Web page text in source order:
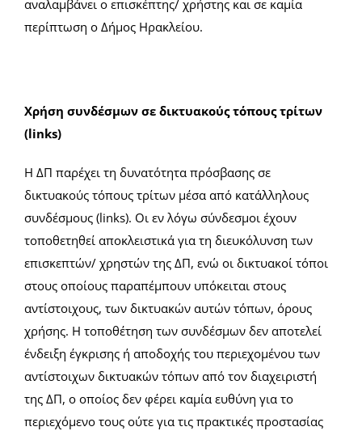
αναλαμβάνει ο επισκέπτης/ χρήστης και σε καμία
περίπτωση ο Δήμος Ηρακλείου.
Χρήση συνδέσμων σε δικτυακούς τόπους τρίτων
(links)
Η ΔΠ παρέχει τη δυνατότητα πρόσβασης σε
δικτυακούς τόπους τρίτων μέσα από κατάλληλους
συνδέσμους (links). Οι εν λόγω σύνδεσμοι έχουν
τοποθετηθεί αποκλειστικά για τη διευκόλυνση των
επισκεπτών/ χρηστών της ΔΠ, ενώ οι δικτυακοί τόποι
στους οποίους παραπέμπουν υπόκειται στους
αντίστοιχους, των δικτυακών αυτών τόπων, όρους
χρήσης. Η τοποθέτηση των συνδέσμων δεν αποτελεί
ένδειξη έγκρισης ή αποδοχής του περιεχομένου των
αντίστοιχων δικτυακών τόπων από τον διαχειριστή
της ΔΠ, ο οποίος δεν φέρει καμία ευθύνη για το
περιεχόμενο τους ούτε για τις πρακτικές προστασίας